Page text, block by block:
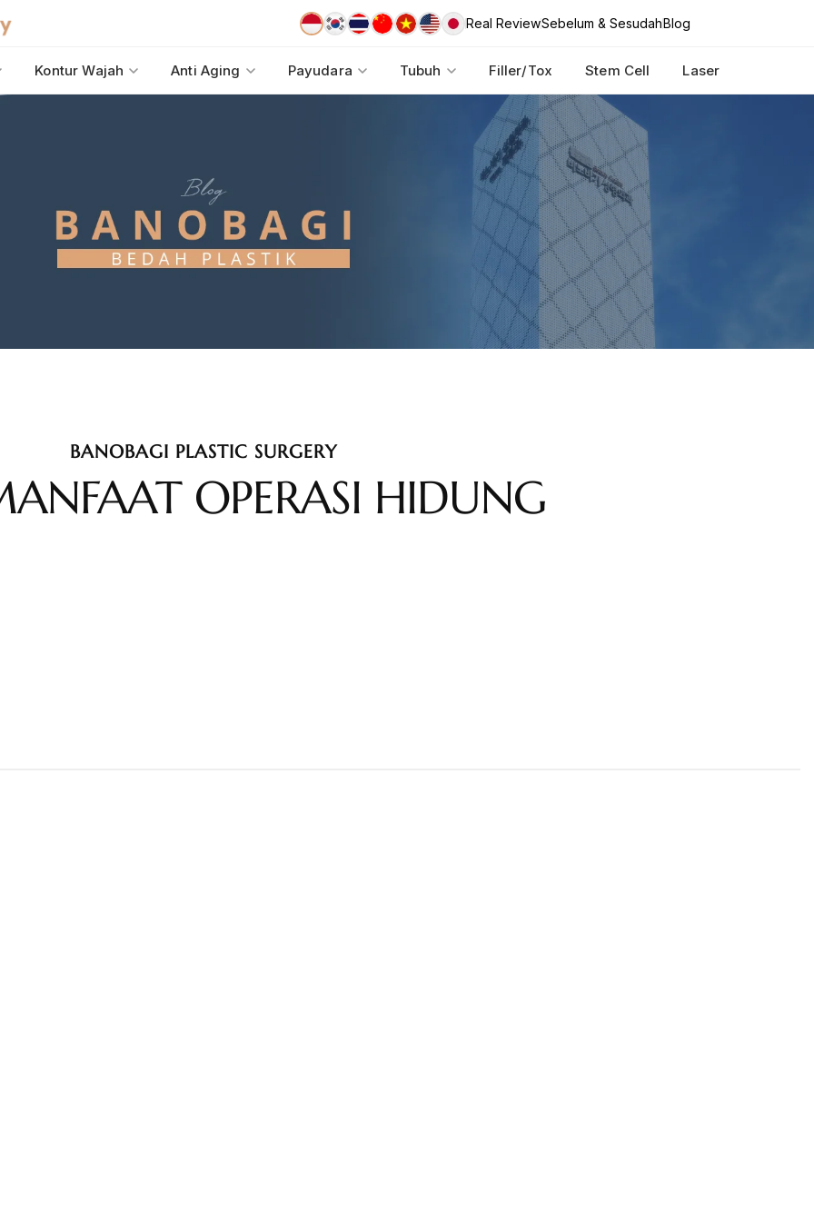
Real ReviewSebelum & SesudahBlog
Kontur Wajah Anti Aging Payudara Tubuh Filler/Tox Stem Cell Laser
BANOBAGI PLASTIC SURGERY
OPERASI HIDUNG